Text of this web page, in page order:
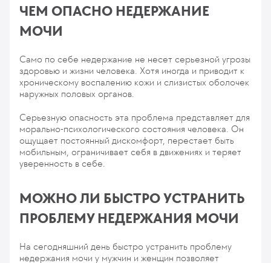
ЧЕМ ОПАСНО НЕДЕРЖАНИЕ
МОЧИ
Само по себе недержание не несет серьезной угрозы
здоровью и жизни человека. Хотя иногда и приводит к
хроническому воспалению кожи и слизистых оболочек
наружных половых органов.
Серьезную опасность эта проблема представляет для
морально-психологического состояния человека. Он
ощущает постоянный дискомфорт, перестает быть
мобильным, ограничивает себя в движениях и теряет
уверенность в себе.
МОЖНО ЛИ БЫСТРО УСТРАНИТЬ
ПРОБЛЕМУ НЕДЕРЖАНИЯ МОЧИ
На сегодняшний день быстро устранить проблему
недержания мочи у мужчин и женщин позволяет